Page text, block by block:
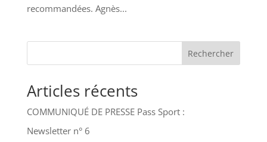
recommandées. Agnès...
Rechercher
Articles récents
COMMUNIQUÉ DE PRESSE Pass Sport :
Newsletter n° 6